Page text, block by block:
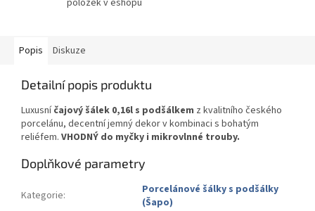
Popis Diskuze
Detailní popis produktu
Luxusníčajový šálek 0,16l s podšálkem z kvalitního českého
porcelánu, decentní jemný dekor v kombinaci s bohatým
reliéfem. VHODNÝ do myčky i mikrovlnné trouby.
Doplňkové parametry
Kategorie:
Porcelánové šálky s podšálky
(Šapo)